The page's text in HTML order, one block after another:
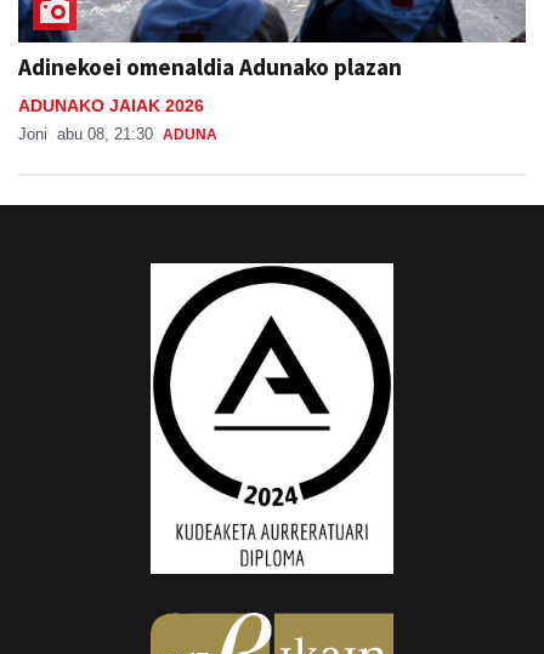
Adinekoei omenaldia Adunako plazan
ADUNAKO JAIAK 2026
Joni abu 08, 21:30 ADUNA